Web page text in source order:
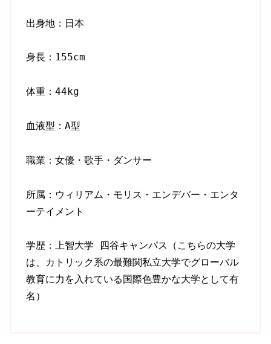
出身地：日本
身長：155cm
体重：44kg
血液型：A型
職業：女優・歌手・ダンサー
所属：ウィリアム・モリス・エンデバー・エンタ
ーテイメント
学歴：上智大学 四谷キャンパス（こちらの大学
は、カトリック系の最難関私立大学でグローバル
教育に力を入れている国際色豊かな大学として有
名）